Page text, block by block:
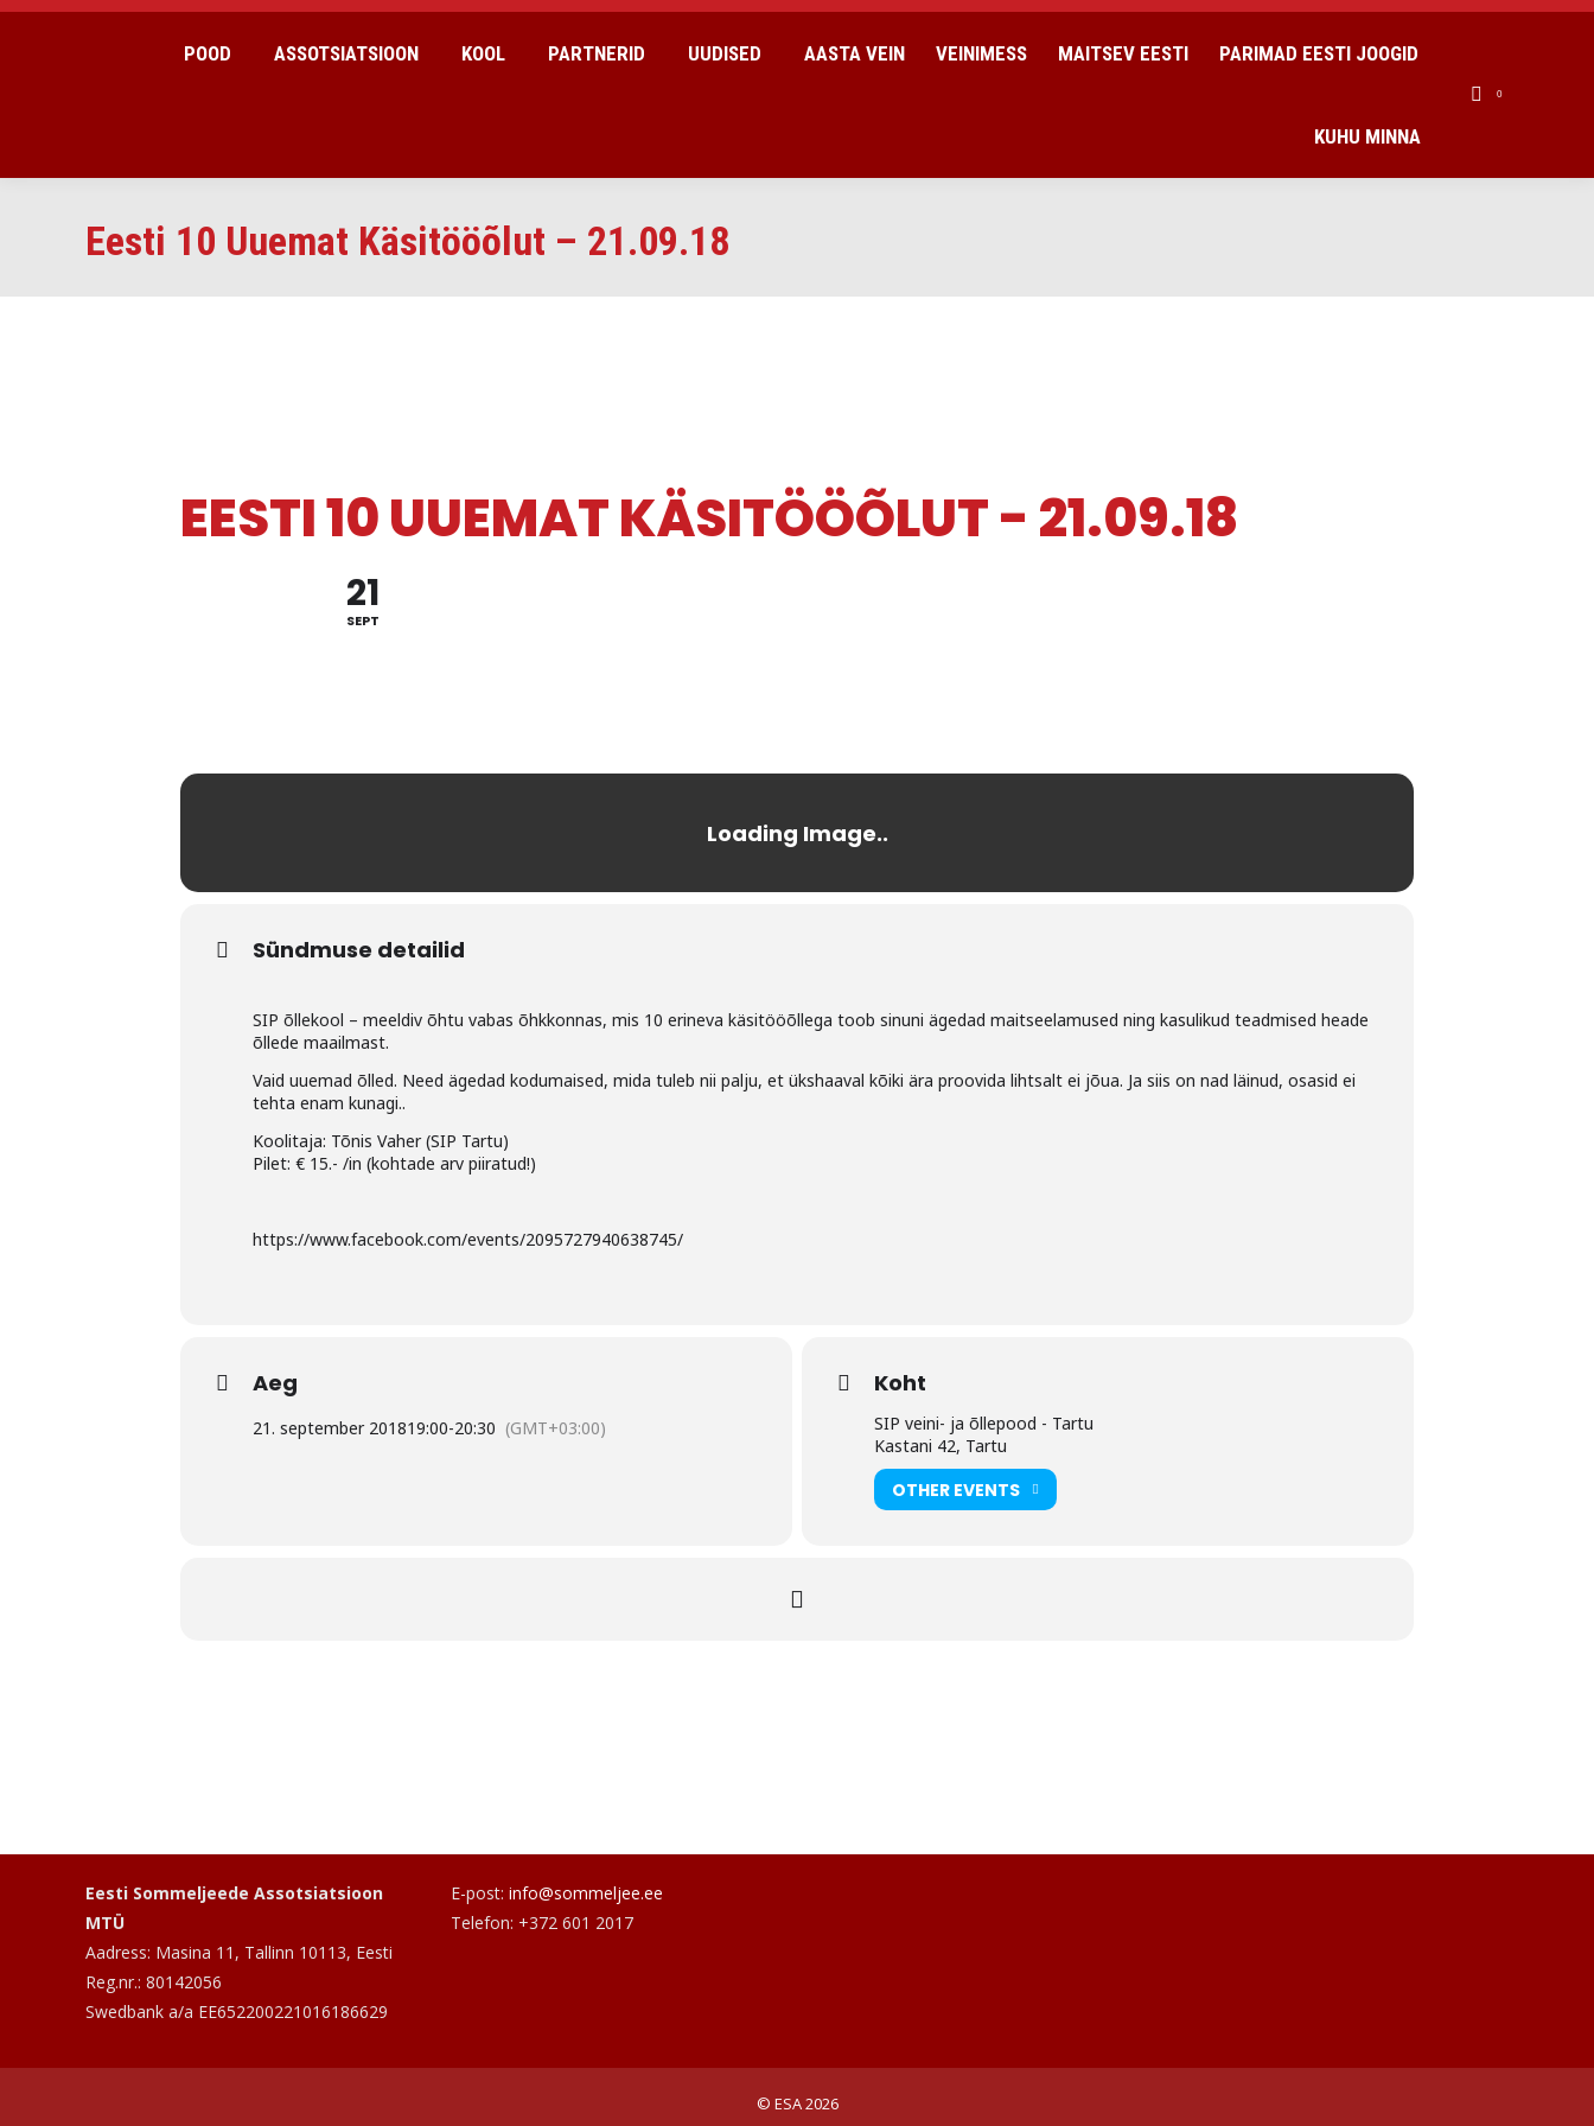
POOD ASSOTSIATSIOON KOOL PARTNERID UUDISED AASTA VEIN VEINIMESS MAITSEV EESTI PARIMAD EESTI JOOGID
KUHU MINNA
0
Eesti 10 Uuemat Käsitööõlut – 21.09.18
EESTI 10 UUEMAT KÄSITÖÖÕLUT - 21.09.18
21
SEPT
Sündmuse detailid
SIP õllekool – meeldiv õhtu vabas õhkkonnas, mis 10 erineva käsitööõllega toob sinuni ägedad maitseelamused ning kasulikud teadmised heade
õllede maailmast.
Vaid uuemad õlled. Need ägedad kodumaised, mida tuleb nii palju, et ükshaaval kõiki ära proovida lihtsalt ei jõua. Ja siis on nad läinud, osasid ei
tehta enam kunagi..
Koolitaja: Tõnis Vaher (SIP Tartu)
Pilet: € 15.- /in (kohtade arv piiratud!)
https://www.facebook.com/events/2095727940638745/
Aeg
21. september 201819:00-20:30 (GMT+03:00)
Koht
SIP veini- ja õllepood - Tartu
Kastani 42, Tartu
OTHER EVENTS
Eesti Sommeljeede Assotsiatsioon
MTÜ
Aadress: Masina 11, Tallinn 10113, Eesti
Reg.nr.: 80142056
Swedbank a/a EE652200221016186629
E-post: info@sommeljee.ee
Telefon: +372 601 2017
© ESA 2026